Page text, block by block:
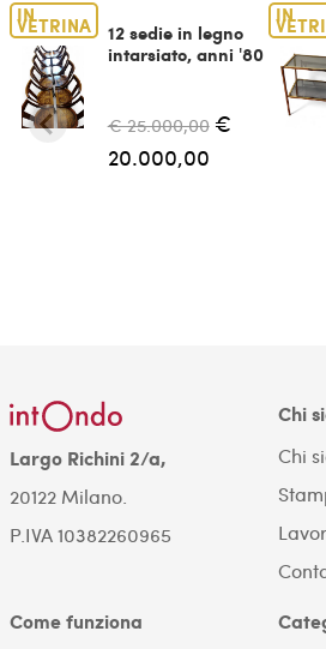
IN
VETRINA
12 sedie in legno
intarsiato, anni '80
€ 25.000,00 €
20.000,00
IN
Largo Richini 2/a,
20122 Milano.
P.IVA 10382260965
Chi
Chi
Come funziona